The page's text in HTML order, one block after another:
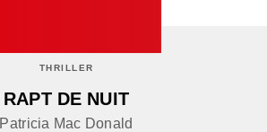
THRILLER
RAPT DE NUIT
Patricia Mac Donald